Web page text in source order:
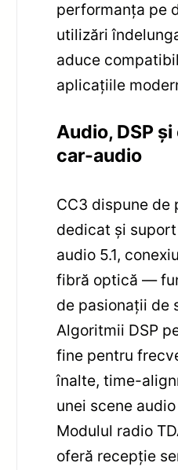
performanța pe
utilizări
aduce
aplicațiile
Audio, DSP
car-audio
CC3 dispune de
dedicat și
audio 5.1,
fibră optică —
de pasionații de
Algoritmii DSP
fine pentru
înalte, time-
unei scene
Modulul radio
oferă recepție